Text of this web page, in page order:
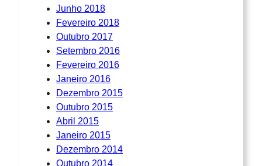
Junho 2018
Fevereiro 2018
Outubro 2017
Setembro 2016
Fevereiro 2016
Janeiro 2016
Dezembro 2015
Outubro 2015
Abril 2015
Janeiro 2015
Dezembro 2014
Outubro 2014